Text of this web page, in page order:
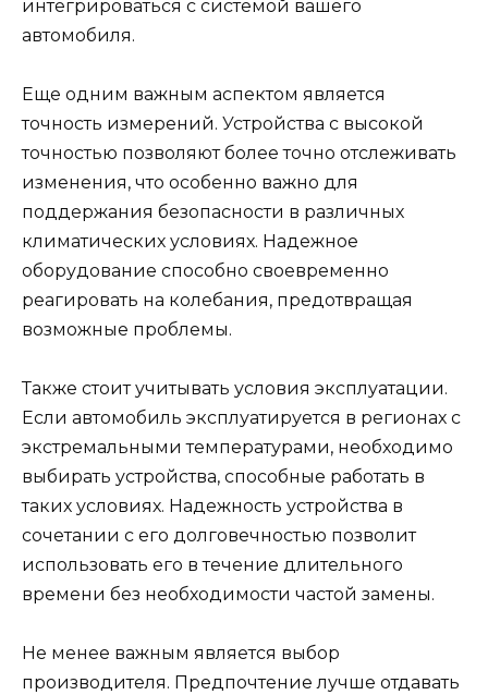
интегрироваться с системой вашего
автомобиля.
Еще одним важным аспектом является
точность измерений. Устройства с высокой
точностью позволяют более точно отслеживать
изменения, что особенно важно для
поддержания безопасности в различных
климатических условиях. Надежное
оборудование способно своевременно
реагировать на колебания, предотвращая
возможные проблемы.
Также стоит учитывать условия эксплуатации.
Если автомобиль эксплуатируется в регионах с
экстремальными температурами, необходимо
выбирать устройства, способные работать в
таких условиях. Надежность устройства в
сочетании с его долговечностью позволит
использовать его в течение длительного
времени без необходимости частой замены.
Не менее важным является выбор
производителя. Предпочтение лучше отдавать